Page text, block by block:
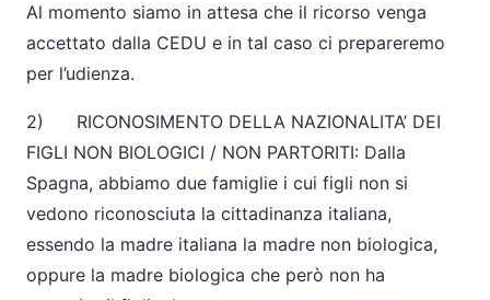
Al momento siamo in attesa che il ricorso venga
accettato dalla CEDU e in tal caso ci prepareremo
per l’udienza.
2) RICONOSIMENTO DELLA NAZIONALITA’ DEI
FIGLI NON BIOLOGICI / NON PARTORITI: Dalla
Spagna, abbiamo due famiglie i cui figli non si
vedono riconosciuta la cittadinanza italiana,
essendo la madre italiana la madre non biologica,
oppure la madre biologica che però non ha